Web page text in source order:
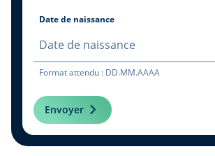
Date de naissance
Format attendu : DD.MM.AAAA
Envoyer